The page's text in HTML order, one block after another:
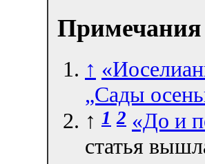
Примечания
↑
„Сады
↑ 1 2 «До и
статья